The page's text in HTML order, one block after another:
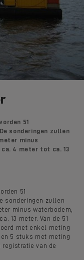
51
sonderingen zullen
minus
4 meter tot ca. 13
51
sonderingen zullen
minus waterbodem,
13 meter. Van de 51
met enkel meting
5 stuks met meting
van de